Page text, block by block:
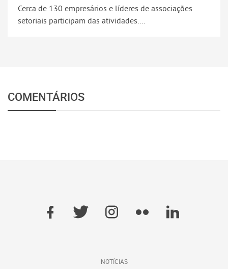
Cerca de 130 empresários e líderes de associações
setoriais participam das atividades....
COMENTÁRIOS
NOTÍCIAS